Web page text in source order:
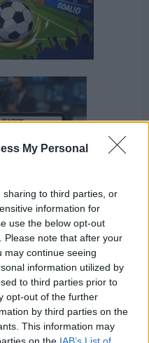
My Personal
to third parties, or
information for
use the below opt-out
Please note that after your
may continue seeing
information utilized by
to third parties prior to
opt-out of the further
by third parties on the
This information may
on the IAB’s List of